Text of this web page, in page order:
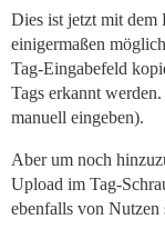
Dies ist jetzt mit dem
einigermaßen
Tag-Eingabefeld
Tags erkannt werden.
manuell eingeben).
Aber um noch
Upload im Tag-
ebenfalls von Nutzen